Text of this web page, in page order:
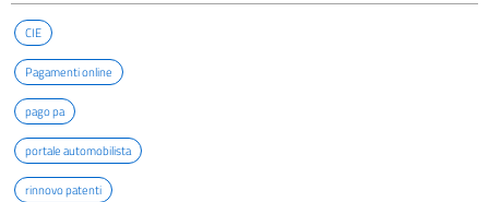
CIE
Pagamenti online
pago pa
portale automobilista
rinnovo patenti